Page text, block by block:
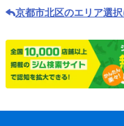
京都市北区のエリア選